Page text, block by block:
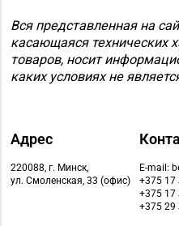
Вся представленная на
касающаяся технических
товаров, носит
каких условиях не
Адрес
220088, г. Минск,
ул. Смоленская, 33 (офис)
E-mail:
+375 17
+375 17
+375 29